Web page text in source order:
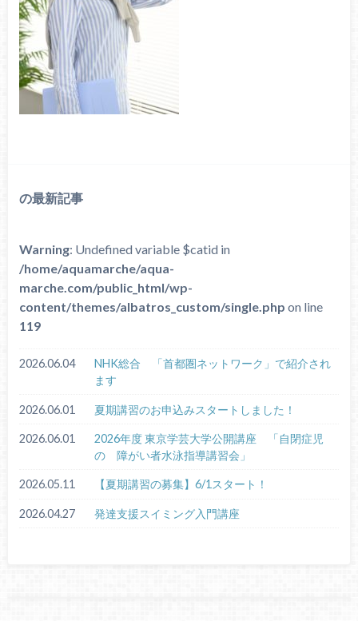
の最新記事
Warning: Undefined variable $catid in
/home/aquamarche/aqua-
marche.com/public_html/wp-
content/themes/albatros_custom/single.php on line
119
2026.06.04
NHK総合 「首都圏ネットワーク」で紹介され
ます
2026.06.01 夏期講習のお申込みスタートしました！
2026.06.01
2026年度 東京学芸大学公開講座 「自閉症児
の 障がい者水泳指導講習会」
2026.05.11 【夏期講習の募集】6/1スタート！
2026.04.27 発達支援スイミング入門講座